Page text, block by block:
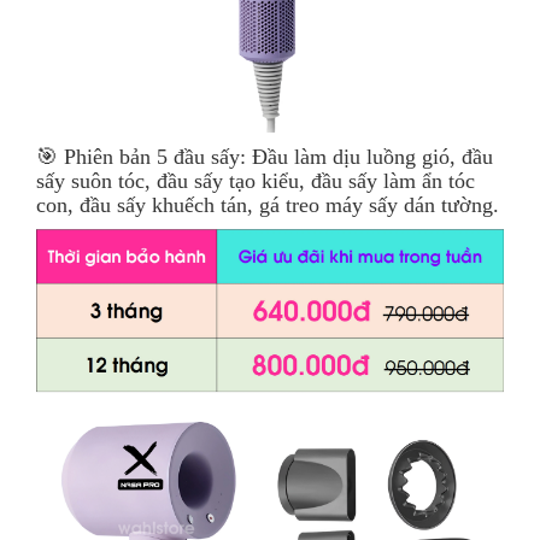
🎯 Phiên bản 5 đầu sấy: Đầu làm dịu luồng gió, đầu
sấy suôn tóc, đầu sấy tạo kiểu, đầu sấy làm ẩn tóc
con, đầu sấy khuếch tán, gá treo máy sấy dán tường.